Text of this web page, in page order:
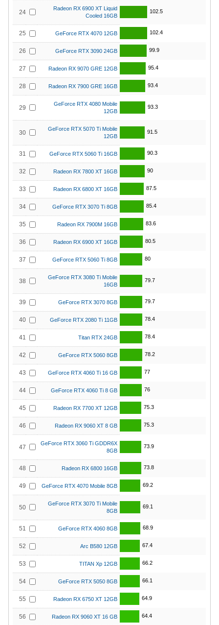
24
Radeon RX 6900 XT Liquid
Cooled 16GB
102.5
25 GeForce RTX 4070 12GB 102.4
26 GeForce RTX 3090 24GB 99.9
27 Radeon RX 9070 GRE 12GB 95.4
28 Radeon RX 7900 GRE 16GB 93.4
29
GeForce RTX 4080 Mobile
12GB
93.3
30
GeForce RTX 5070 Ti Mobile
12GB
91.5
31 GeForce RTX 5060 Ti 16GB 90.3
32 Radeon RX 7800 XT 16GB 90
33 Radeon RX 6800 XT 16GB 87.5
34 GeForce RTX 3070 Ti 8GB 85.4
35 Radeon RX 7900M 16GB 83.6
36 Radeon RX 6900 XT 16GB 80.5
37 GeForce RTX 5060 Ti 8GB 80
38
GeForce RTX 3080 Ti Mobile
16GB
79.7
39 GeForce RTX 3070 8GB 79.7
40 GeForce RTX 2080 Ti 11GB 78.4
41 Titan RTX 24GB 78.4
42 GeForce RTX 5060 8GB 78.2
43 GeForce RTX 4060 Ti 16 GB 77
44 GeForce RTX 4060 Ti 8 GB 76
45 Radeon RX 7700 XT 12GB 75.3
46 Radeon RX 9060 XT 8 GB 75.3
47
GeForce RTX 3060 Ti GDDR6X
8GB
73.9
48 Radeon RX 6800 16GB 73.8
49 GeForce RTX 4070 Mobile 8GB 69.2
50
GeForce RTX 3070 Ti Mobile
8GB
69.1
51 GeForce RTX 4060 8GB 68.9
52 Arc B580 12GB 67.4
53 TITAN Xp 12GB 66.2
54 GeForce RTX 5050 8GB 66.1
55 Radeon RX 6750 XT 12GB 64.9
56 Radeon RX 9060 XT 16 GB 64.4